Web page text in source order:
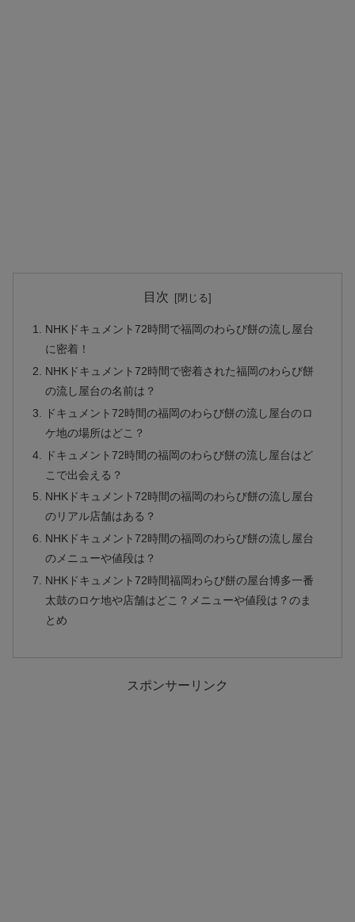
目次
NHKドキュメント72時間で福岡のわらび餅の流し屋台
に密着！
NHKドキュメント72時間で密着された福岡のわらび餅
の流し屋台の名前は？
ドキュメント72時間の福岡のわらび餅の流し屋台のロ
ケ地の場所はどこ？
ドキュメント72時間の福岡のわらび餅の流し屋台はど
こで出会える？
NHKドキュメント72時間の福岡のわらび餅の流し屋台
のリアル店舗はある？
NHKドキュメント72時間の福岡のわらび餅の流し屋台
のメニューや値段は？
NHKドキュメント72時間福岡わらび餅の屋台博多一番
太鼓のロケ地や店舗はどこ？メニューや値段は？のま
とめ
スポンサーリンク